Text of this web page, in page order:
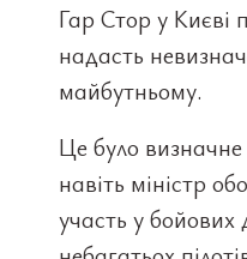
Гар Стор у Києві
надасть
майбутньому.
Це було
навіть міністр
участь у бойових